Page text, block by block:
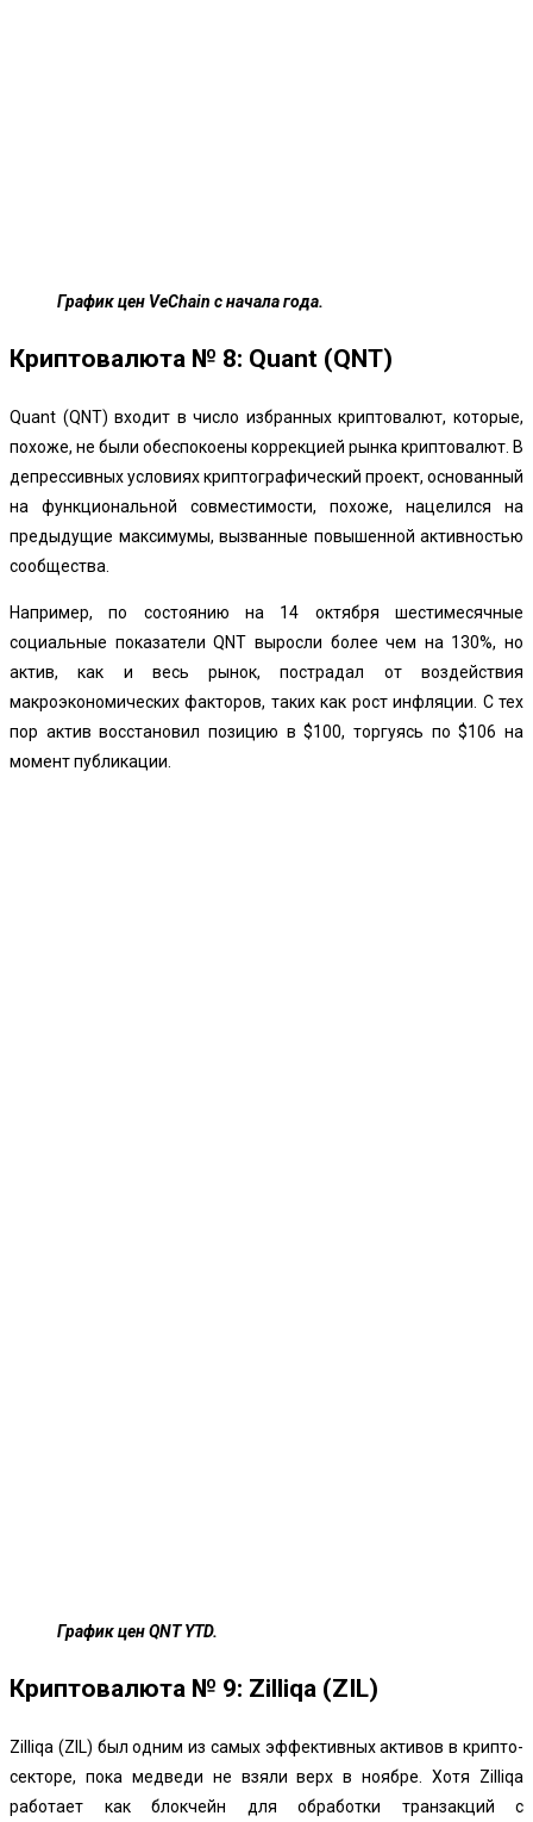
График цен VeChain с начала года.
Криптовалюта № 8: Quant (QNT)
Quant (QNT) входит в число избранных криптовалют, которые,
похоже, не были обеспокоены коррекцией рынка криптовалют. В
депрессивных условиях криптографический проект, основанный
на функциональной совместимости, похоже, нацелился на
предыдущие максимумы, вызванные повышенной активностью
сообщества.
Например, по состоянию на 14 октября шестимесячные
социальные показатели QNT выросли более чем на 130%, но
актив, как и весь рынок, пострадал от воздействия
макроэкономических факторов, таких как рост инфляции. С тех
пор актив восстановил позицию в $100, торгуясь по $106 на
момент публикации.
График цен QNT YTD.
Криптовалюта № 9: Zilliqa (ZIL)
Zilliqa (ZIL) был одним из самых эффективных активов в крипто-
секторе, пока медведи не взяли верх в ноябре. Хотя Zilliqa
работает как блокчейн для обработки транзакций с